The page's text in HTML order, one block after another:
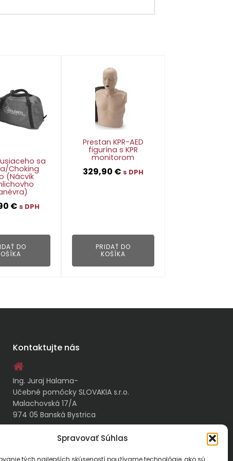
Spravovať Súhlas
tých najlepších skúseností používame technológie, ako sú
sa
Choking
(Nácvik
€ s DPH
DO
Prestan KPR-AED
figurína s KPR
monitorom
329,90 € s DPH
PRIDAŤ DO
KOŠÍKA
Kontaktujte nás
Ing. Juraj Halama-
Učebné pomôcky SLOVAKIA s.r.o.
Malachovská 17/A
974 05 Banská Bystrica
kontakt@ucebnepomockyslovakia.sk